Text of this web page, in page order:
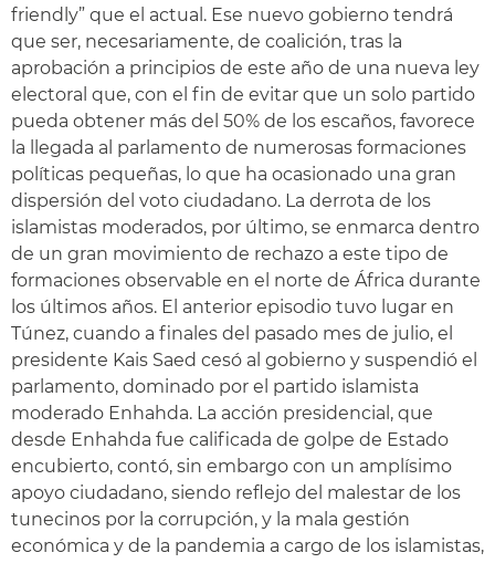
friendly” que el actual. Ese nuevo gobierno tendrá
que ser, necesariamente, de coalición, tras la
aprobación a principios de este año de una nueva ley
electoral que, con el fin de evitar que un solo partido
pueda obtener más del 50% de los escaños, favorece
la llegada al parlamento de numerosas formaciones
políticas pequeñas, lo que ha ocasionado una gran
dispersión del voto ciudadano. La derrota de los
islamistas moderados, por último, se enmarca dentro
de un gran movimiento de rechazo a este tipo de
formaciones observable en el norte de África durante
los últimos años. El anterior episodio tuvo lugar en
Túnez, cuando a finales del pasado mes de julio, el
presidente Kais Saed cesó al gobierno y suspendió el
parlamento, dominado por el partido islamista
moderado Enhahda. La acción presidencial, que
desde Enhahda fue calificada de golpe de Estado
encubierto, contó, sin embargo con un amplísimo
apoyo ciudadano, siendo reflejo del malestar de los
tunecinos por la corrupción, y la mala gestión
económica y de la pandemia a cargo de los islamistas,